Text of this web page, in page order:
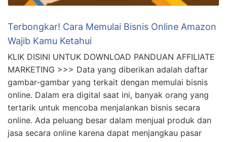
Terbongkar! Cara Memulai Bisnis Online Amazon
Wajib Kamu Ketahui
KLIK DISINI UNTUK DOWNLOAD PANDUAN AFFILIATE
MARKETING >>> Data yang diberikan adalah daftar
gambar-gambar yang terkait dengan memulai bisnis
online. Dalam era digital saat ini, banyak orang yang
tertarik untuk mencoba menjalankan bisnis secara
online. Ada peluang besar dalam menjual produk dan
jasa secara online karena dapat menjangkau pasar